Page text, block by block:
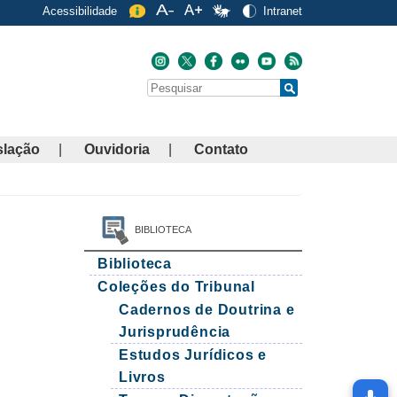
Acessibilidade Intranet
Buscar
Search
Ouvidoria Contato
BIBLIOTECA
Biblioteca
Coleções do Tribunal
Cadernos de Doutrina e
Jurisprudência
Estudos Jurídicos e
Livros